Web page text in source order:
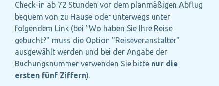
Check-in ab 72 Stunden vor dem planmäßigen Abflug
bequem von zu Hause oder unterwegs unter
folgendem Link (bei "Wo haben Sie Ihre Reise
gebucht?" muss die Option "Reiseveranstalter"
ausgewählt werden und bei der Angabe der
Buchungsnummer verwenden Sie bitte nur die
ersten fünf Ziffern).